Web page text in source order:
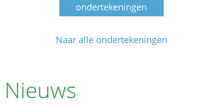
ondertekeningen
Naar alle ondertekeningen
Nieuws